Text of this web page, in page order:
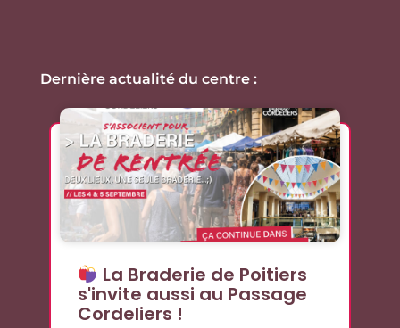
Dernière actualité du centre :
La Braderie de Poitiers
s'invite aussi au Passage
Cordeliers !